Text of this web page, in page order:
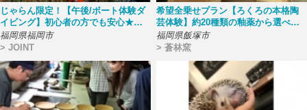
じゃらん限定！【午後/ボート体験ダ
イビング】初心者の方でも安心★綺
麗な海の世界をお届け！【カップ
ル・グループおすすめ】
福岡県福岡市
> JOINT
希望全乗せプラン【ろくろの本格陶
芸体験】約20種類の釉薬から選べる
陶芸の真骨頂！
福岡県飯塚市
> 蒼林窯